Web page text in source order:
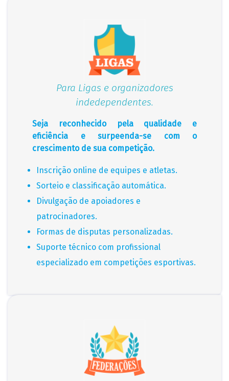
Para Ligas e organizadores
indedependentes.
Seja reconhecido pela qualidade e
eficiência e surpeenda-se com o
crescimento de sua competição.
Inscrição online de equipes e atletas.
Sorteio e classificação automática.
Divulgação de apoiadores e
patrocinadores.
Formas de disputas personalizadas.
Suporte técnico com profissional
especializado em competições esportivas.